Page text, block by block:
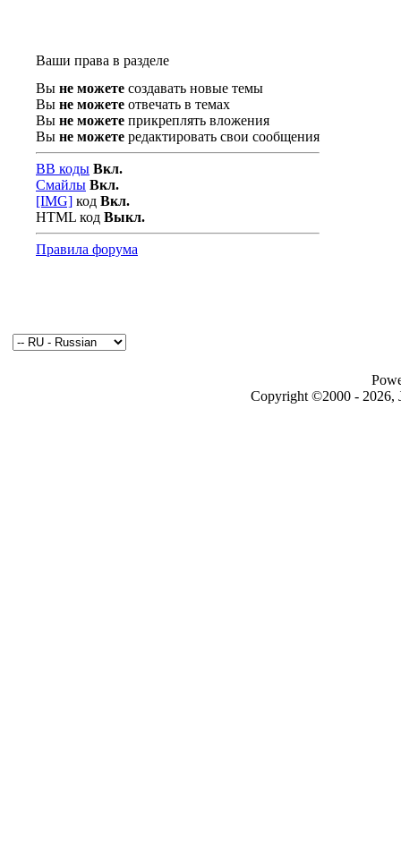
Ваши права в разделе
Вы не можете создавать новые темы
Вы не можете отвечать в темах
Вы не можете прикреплять вложения
Вы не можете редактировать свои сообщения
BB коды Вкл.
Смайлы Вкл.
[IMG] код Вкл.
HTML код Выкл.
Правила форума
Copyright ©2000 - 2026,